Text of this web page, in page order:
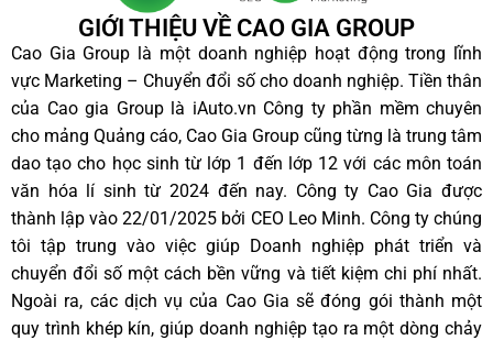
GIỚI THIỆU VỀ CAO GIA GROUP
Cao Gia Group là một doanh nghiệp hoạt động trong lĩnh
vực Marketing – Chuyển đổi số cho doanh nghiệp. Tiền thân
của Cao gia Group là iAuto.vn Công ty phần mềm chuyên
cho mảng Quảng cáo, Cao Gia Group cũng từng là trung tâm
dao tạo cho học sinh từ lớp 1 đến lớp 12 với các môn toán
văn hóa lí sinh từ 2024 đến nay. Công ty Cao Gia được
thành lập vào 22/01/2025 bởi CEO Leo Minh. Công ty chúng
tôi tập trung vào việc giúp Doanh nghiệp phát triển và
chuyển đổi số một cách bền vững và tiết kiệm chi phí nhất.
Ngoài ra, các dịch vụ của Cao Gia sẽ đóng gói thành một
quy trình khép kín, giúp doanh nghiệp tạo ra một dòng chảy